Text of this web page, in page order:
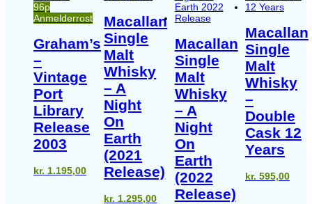
96p
Anmelderrost
Graham’s
–
Vintage
Port
Library
Release
2003
kr. 1.195,00
Macallan
Single
Malt
Whisky
– A
Night
On
Earth
(2021
Release)
kr. 1.295,00
Macallan
Single
Malt
Whisky
– A
Night
On
Earth
(2022
Release)
Macallan
Single
Malt
Whisky
–
Double
Cask 12
Years
kr. 595,00